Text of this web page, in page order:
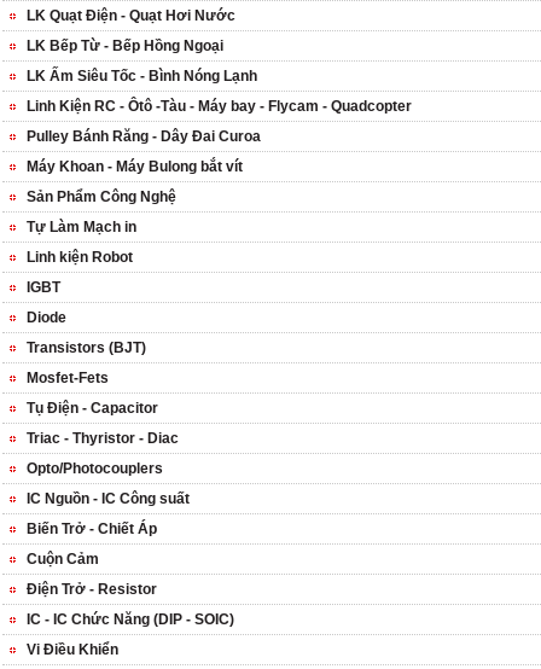
LK Quạt Điện - Quạt Hơi Nước
LK Bếp Từ - Bếp Hồng Ngoại
LK Ấm Siêu Tốc - Bình Nóng Lạnh
Linh Kiện RC - Ôtô -Tàu - Máy bay - Flycam - Quadcopter
Pulley Bánh Răng - Dây Đai Curoa
Máy Khoan - Máy Bulong bắt vít
Sản Phẩm Công Nghệ
Tự Làm Mạch in
Linh kiện Robot
IGBT
Diode
Transistors (BJT)
Mosfet-Fets
Tụ Điện - Capacitor
Triac - Thyristor - Diac
Opto/Photocouplers
IC Nguồn - IC Công suất
Biến Trở - Chiết Áp
Cuộn Cảm
Điện Trở - Resistor
IC - IC Chức Năng (DIP - SOIC)
Vi Điều Khiển